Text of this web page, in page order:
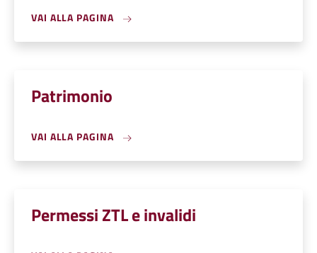
VAI ALLA PAGINA
Patrimonio
VAI ALLA PAGINA
Permessi ZTL e invalidi